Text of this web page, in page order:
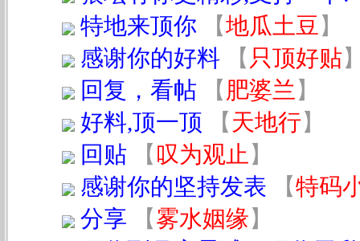
特地来顶你
【地瓜土豆 】
感谢你的好料
【 只顶好贴
回复，看帖
【 肥婆兰 】
好料,顶一顶
【 天地行】
回贴
【 叹为观止 】
感谢你的坚持发表
【特码
分享
【雾水姻缘】